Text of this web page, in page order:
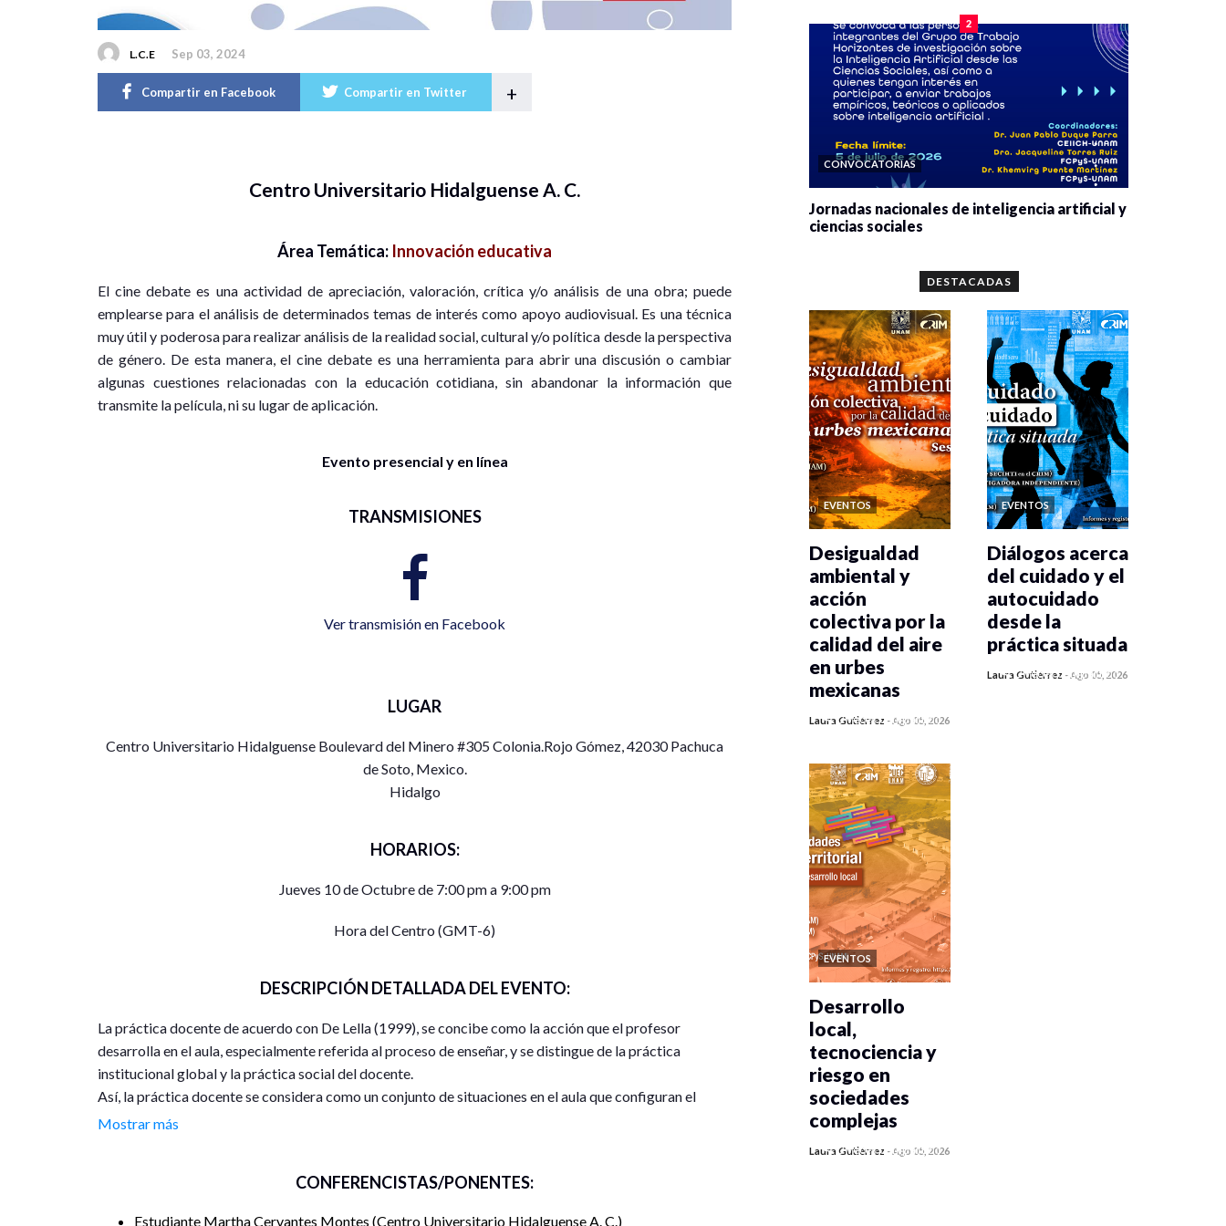
L.C.E Sep 03, 2024
Compartir en Facebook Compartir en Twitter +
Centro Universitario Hidalguense A. C.
Área Temática: Innovación educativa
El cine debate es una actividad de apreciación, valoración, crítica y/o análisis de una obra; puede
emplearse para el análisis de determinados temas de interés como apoyo audiovisual. Es una técnica
muy útil y poderosa para realizar análisis de la realidad social, cultural y/o política desde la perspectiva
de género. De esta manera, el cine debate es una herramienta para abrir una discusión o cambiar
algunas cuestiones relacionadas con la educación cotidiana, sin abandonar la información que
transmite la película, ni su lugar de aplicación.
Evento presencial y en línea
TRANSMISIONES
Ver transmisión en Facebook
LUGAR
Centro Universitario Hidalguense Boulevard del Minero #305 Colonia.Rojo Gómez, 42030 Pachuca
de Soto, Mexico.
Hidalgo
HORARIOS:
Jueves 10 de Octubre de 7:00 pm a 9:00 pm
Hora del Centro (GMT-6)
DESCRIPCIÓN DETALLADA DEL EVENTO:
La práctica docente de acuerdo con De Lella (1999), se concibe como la acción que el profesor
desarrolla en el aula, especialmente referida al proceso de enseñar, y se distingue de la práctica
institucional global y la práctica social del docente.
Así, la práctica docente se considera como un conjunto de situaciones en el aula que configuran el
trabajo de profesores y estudiantes en función de determinados objetivos educativos, limitados a un
docentes para que adquieran los conocimientos, actitudes y habilidades que necesitan para trabajar
Mostrar más
CONFERENCISTAS/PONENTES:
Estudiante Martha Cervantes Montes Centro Universitario Hidalguense A. C.
2
CONVOCATORIAS
Jornadas nacionales de inteligencia artificial y
ciencias sociales
DESTACADAS
EVENTOS
0 veces compartido
Desigualdad
ambiental y
acción
colectiva por la
calidad del aire
en urbes
mexicanas
Laura Gutiérrez -Ago 05, 2026
EVENTOS
0 veces compartido
Diálogos acerca
del cuidado y el
autocuidado
desde la
práctica situada
Laura Gutiérrez -Ago 05, 2026
EVENTOS
0 veces compartido
Desarrollo
local,
tecnociencia y
riesgo en
sociedades
complejas
Laura Gutiérrez -Ago 05, 2026